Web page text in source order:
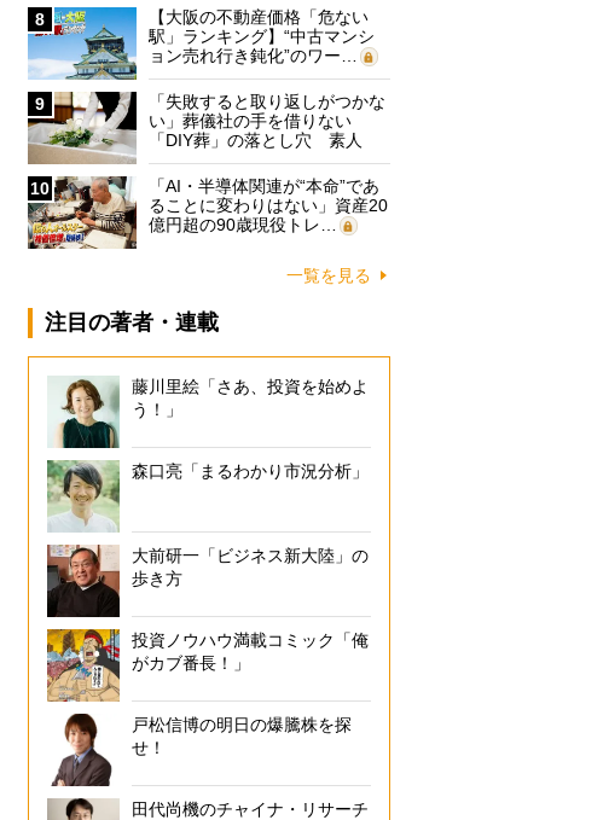
8
【大阪の不動産価格「危ない
駅」ランキング】“中古マンシ
ョン売れ行き鈍化”のワー…
9
「失敗すると取り返しがつかな
い」葬儀社の手を借りない
「DIY葬」の落とし穴 素人
に…
10
「AI・半導体関連が“本命”であ
ることに変わりはない」資産20
億円超の90歳現役トレ…
一覧を見る
注目の著者・連載
藤川里絵「さあ、投資を始めよ
う！」
森口亮「まるわかり市況分析」
大前研一「ビジネス新大陸」の
歩き方
投資ノウハウ満載コミック「俺
がカブ番長！」
戸松信博の明日の爆騰株を探
せ！
田代尚機のチャイナ・リサーチ